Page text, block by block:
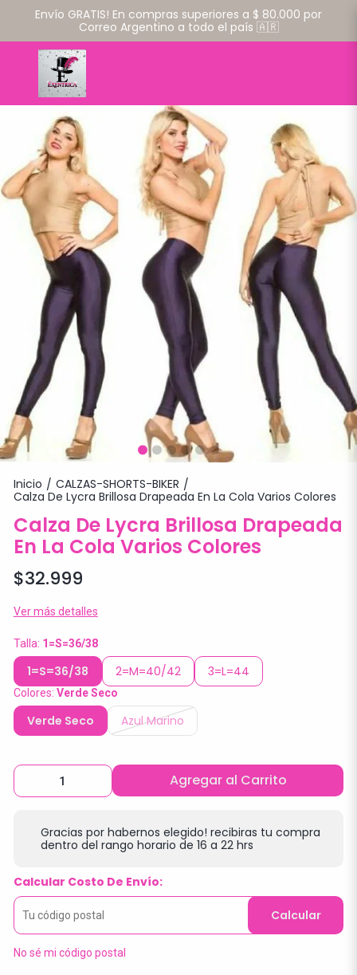
Envío GRATIS! En compras superiores a $ 80.000 por
Correo Argentino a todo el país 🇦🇷
Inicio / CALZAS-SHORTS-BIKER /
Calza De Lycra Brillosa Drapeada En La Cola Varios Colores
Calza De Lycra Brillosa Drapeada
En La Cola Varios Colores
$32.999
Ver más detalles
Talla: 1=S=36/38
1=S=36/38 2=M=40/42 3=L=44
Colores: Verde Seco
Verde Seco Azul Marino
Agregar al Carrito
Gracias por habernos elegido! recibiras tu compra
dentro del rango horario de 16 a 22 hrs
Calcular Costo De Envío:
Calcular
No sé mi código postal